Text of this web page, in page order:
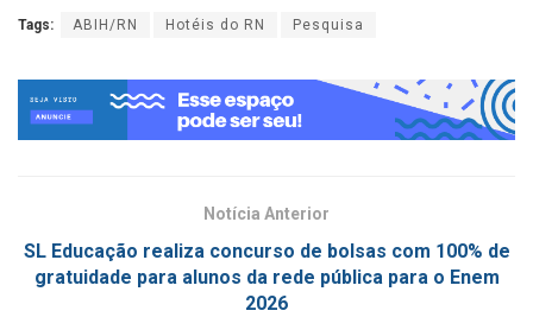
Tags: ABIH/RN Hotéis do RN Pesquisa
Notícia Anterior
SL Educação realiza concurso de bolsas com 100% de
gratuidade para alunos da rede pública para o Enem
2026